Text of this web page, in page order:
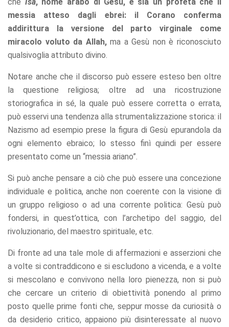
messia atteso dagli ebrei: il Corano conferma
addirittura la versione del parto virginale come
miracolo voluto da Allah,ma a Gesù non è riconosciuto
qualsivoglia attributo divino.
Notare anche che il discorso può essere esteso ben oltre
la questione religiosa; oltre ad una ricostruzione
storiografica in sé, la quale può essere corretta o errata,
può esservi una tendenza alla strumentalizzazione storica: il
Nazismo ad esempio prese la figura di Gesù epurandola da
ogni elemento ebraico; lo stesso finì quindi per essere
presentato come un “messia ariano”.
Si può anche pensare a ciò che può essere una concezione
individuale e politica, anche non coerente con la visione di
un gruppo religioso o ad una corrente politica: Gesù può
fondersi, in quest’ottica, con l’archetipo del saggio, del
rivoluzionario, del maestro spirituale, etc.
Di fronte ad una tale mole di affermazioni e asserzioni che
a volte si contraddicono e si escludono a vicenda, e a volte
si mescolano e convivono nella loro pienezza, non si può
che cercare un criterio di obiettività ponendo al primo
posto quelle prime fonti che, seppur mosse da curiosità o
da desiderio critico, appaiono più disinteressate al nuovo